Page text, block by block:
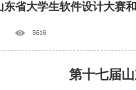
东省大学生软件设计大赛
5616
第十七届